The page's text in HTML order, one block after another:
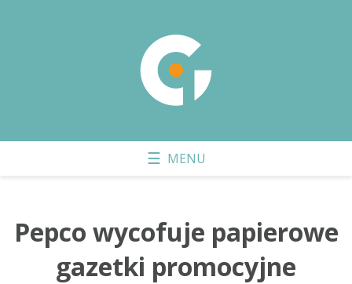
Pepco wycofuje papierowe
gazetki promocyjne